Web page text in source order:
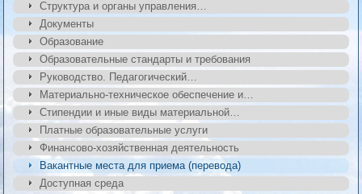
Структура и органы управления…
Документы
Образование
Образовательные стандарты и требования
Руководство. Педагогический…
Материально-техническое обеспечение и…
Стипендии и иные виды материальной…
Платные образовательные услуги
Финансово-хозяйственная деятельность
Вакантные места для приема (перевода)
Доступная среда